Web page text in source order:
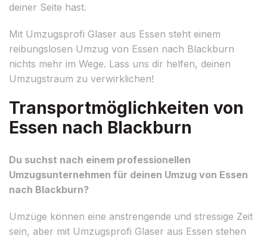
deiner Seite hast.
Mit Umzugsprofi Glaser aus Essen steht einem
reibungslosen Umzug von Essen nach Blackburn
nichts mehr im Wege. Lass uns dir helfen, deinen
Umzugstraum zu verwirklichen!
Transportmöglichkeiten von
Essen nach Blackburn
Du suchst nach einem professionellen
Umzugsunternehmen für deinen Umzug von Essen
nach Blackburn?
Umzüge können eine anstrengende und stressige Zeit
sein, aber mit Umzugsprofi Glaser aus Essen stehen